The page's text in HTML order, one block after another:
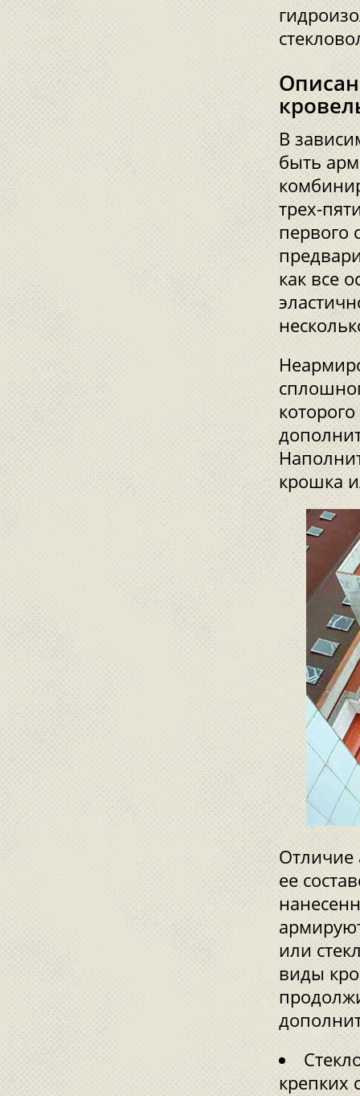
В
быть
трех-
первого
как все
крошка
Отличие
ее
или
виды
крепких